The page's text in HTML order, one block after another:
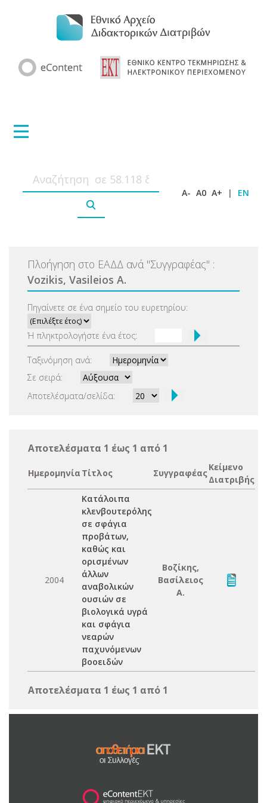
A- A0 A+ | EN
Πλοήγηση στο ΕΑΔΔ ανά "Συγγραφέας" :
Vozikis, Vasileios A.
Πηγαίνετε σε ένα σημείο του ευρετηρίου:
Ή πληκτρολογήστε ένα έτος:
Ταξινόμηση ανά:
Σε σειρά:
Αποτελέσματα/σελίδα:
Αποτελέσματα 1 έως 1 από 1
Ημερομηνία Τίτλος Συγγραφέας
Κείμενο
Διατριβής
2004
Κατάλοιπα
κλενβουτερόλης
σε σφάγια
προβάτων,
καθώς και
ορισμένων
άλλων
αναβολικών
ουσιών σε
βιολογικά υγρά
και σφάγια
νεαρών
παχυνόμενων
βοοειδών
Βοζίκης,
Βασίλειος
Α.
Αποτελέσματα 1 έως 1 από 1